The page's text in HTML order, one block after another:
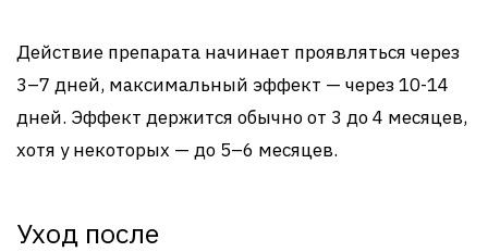
Действие препарата начинает проявляться через
3–7 дней, максимальный эффект — через 10-14
дней. Эффект держится обычно от 3 до 4 месяцев,
хотя у некоторых — до 5–6 месяцев.
Уход после